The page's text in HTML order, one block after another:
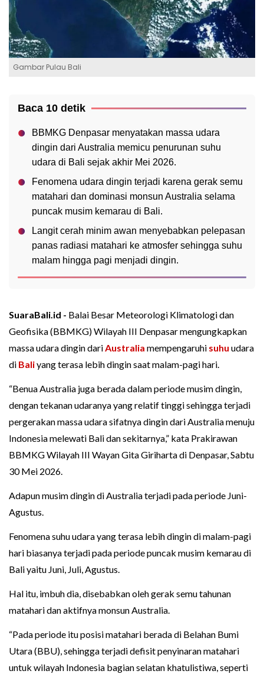
Gambar Pulau Bali
Baca 10 detik
BBMKG Denpasar menyatakan massa udara
dingin dari Australia memicu penurunan suhu
udara di Bali sejak akhir Mei 2026.
Fenomena udara dingin terjadi karena gerak semu
matahari dan dominasi monsun Australia selama
puncak musim kemarau di Bali.
Langit cerah minim awan menyebabkan pelepasan
panas radiasi matahari ke atmosfer sehingga suhu
malam hingga pagi menjadi dingin.
SuaraBali.id - Balai Besar Meteorologi Klimatologi dan
Geofisika (BBMKG) Wilayah III Denpasar mengungkapkan
massa udara dingin dariAustralia mempengaruhi suhu udara
di Baliyang terasa lebih dingin saat malam-pagi hari.
“Benua Australia juga berada dalam periode musim dingin,
dengan tekanan udaranya yang relatif tinggi sehingga terjadi
pergerakan massa udara sifatnya dingin dari Australia menuju
Indonesia melewati Bali dan sekitarnya,” kata Prakirawan
BBMKG Wilayah III Wayan Gita Giriharta di Denpasar, Sabtu
30 Mei 2026.
Adapun musim dingin di Australia terjadi pada periode Juni-
Agustus.
Fenomena suhu udara yang terasa lebih dingin di malam-pagi
hari biasanya terjadi pada periode puncak musim kemarau di
Bali yaitu Juni, Juli, Agustus.
Hal itu, imbuh dia, disebabkan oleh gerak semu tahunan
matahari dan aktifnya monsun Australia.
“Pada periode itu posisi matahari berada di Belahan Bumi
Utara (BBU), sehingga terjadi defisit penyinaran matahari
untuk wilayah Indonesia bagian selatan khatulistiwa, seperti